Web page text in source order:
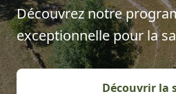
Découvrez notre
exceptionnelle pour la
Découvrir la